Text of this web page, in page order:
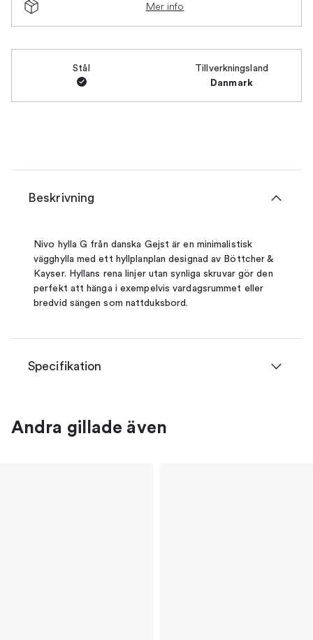
Mer info
Stål Tillverkningsland
Danmark
Beskrivning
Nivo hylla G från danska Gejst är en minimalistisk
vägghylla med ett hyllplanplan designad av Böttcher &
Kayser. Hyllans rena linjer utan synliga skruvar gör den
perfekt att hänga i exempelvis vardagsrummet eller
bredvid sängen som nattduksbord.
Specifikation
Andra gillade även